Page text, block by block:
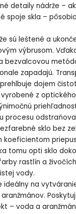
detaily nádrže –
spoje skla –
sú leštené a
výbrusom.
bezvalcovou
zapadajú.
dojem
z
procesu
sklo bez
koeficientom
tomu opti sklo
rastlín a
vody.
ideálny na
– voda a